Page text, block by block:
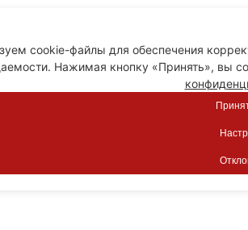
cookie-файлы для обеспечения
Нажимая кнопку «Принять», вы